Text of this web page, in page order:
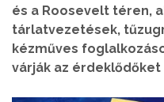
és a Roosevelt téren,
tárlatvezetések,
kézműves
várják az